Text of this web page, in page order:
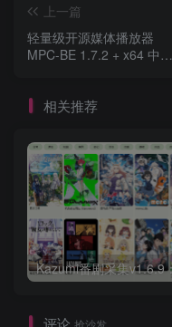
上一篇
轻量级开源媒体播放器
MPC-BE 1.7.2 + x64 中文
相关推荐
评论 抢沙发